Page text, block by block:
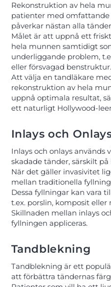
Rekonstruktion av hela
patienter med
påverkar nästan alla
Målet är att uppnå ett
hela munnen samtidigt
underliggande problem,
eller försvagad benstruktur.
Att välja en tandläkare
rekonstruktion av hela
uppnå optimala resultat,
ett naturligt Hollywood-
Inlays och
Inlays och onlays används
skadade tänder, särskilt
När det gäller invasivitet
mellan traditionella
Dessa fyllningar kan vara
t.ex. porslin, komposit eller
Skillnaden mellan inlays
fyllningen appliceras.
Tandblekning
Tandblekning är ett
att förbättra tändernas